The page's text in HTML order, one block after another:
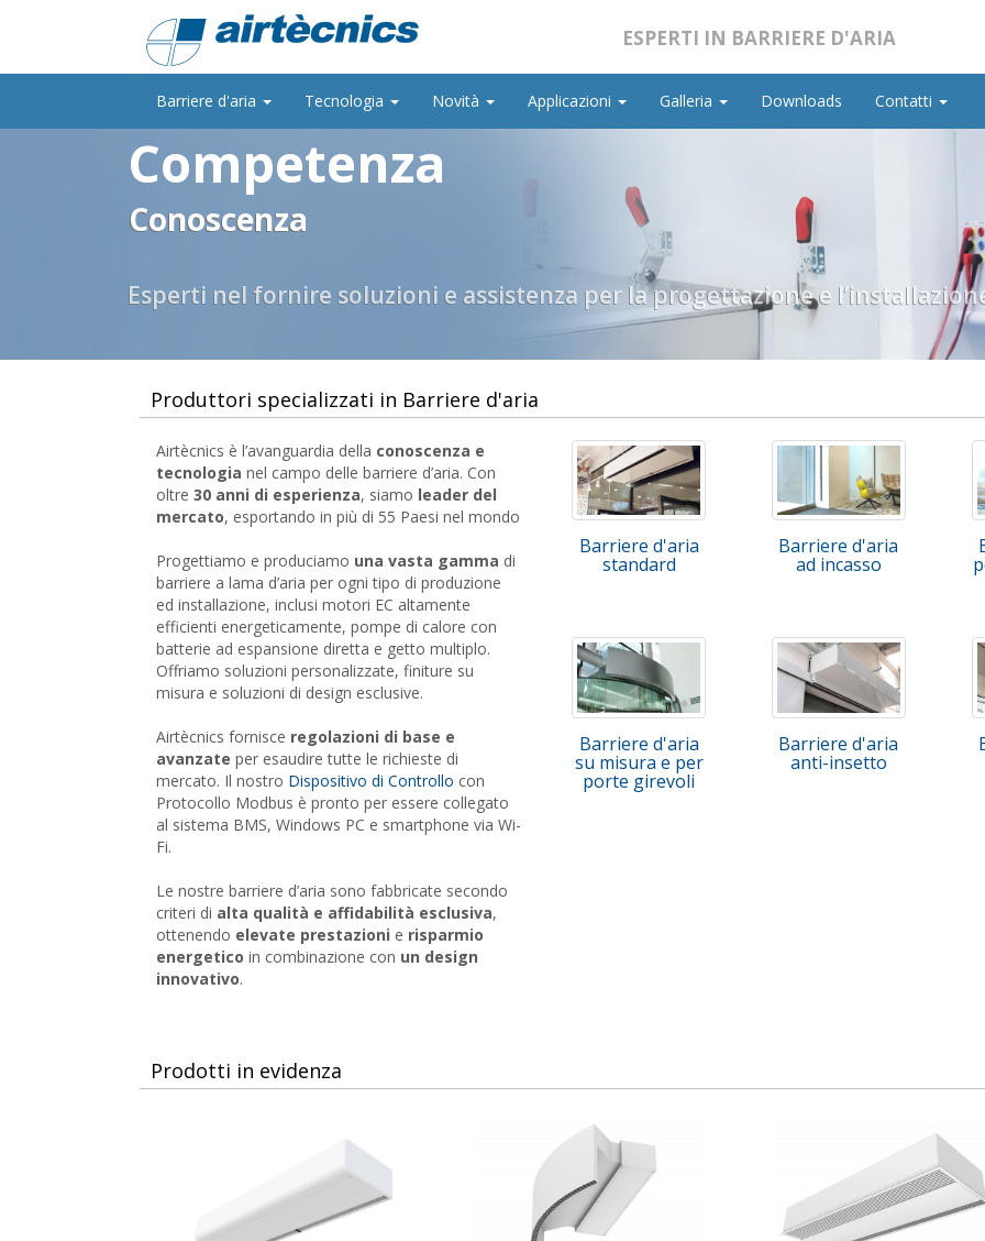
ESPERTI IN BARRIERE D'ARIA
Barriere d'aria Tecnologia Novità Applicazioni Galleria Downloads Contatti
Competenza
Conoscenza
Esperti nel fornire soluzioni e assistenza per la progettazione e
Produttori specializzati in Barriere d'aria
Airtècnics è l’avanguardia della conoscenza e
tecnologia nel campo delle barriere d’aria. Con
oltre 30 anni di esperienza, siamo leader del
mercato, esportando in più di 55 Paesi nel mondo
Progettiamo e produciamo una vasta gamma di
barriere a lama d’aria per ogni tipo di produzione
ed installazione, inclusi motori EC altamente
efficienti energeticamente, pompe di calore con
batterie ad espansione diretta e getto multiplo.
Offriamo soluzioni personalizzate, finiture su
misura e soluzioni di design esclusive.
Airtècnics fornisce regolazioni di base e
avanzate per esaudire tutte le richieste di
mercato. Il nostro Dispositivo di Controllo con
Protocollo Modbus è pronto per essere collegato
al sistema BMS, Windows PC e smartphone via Wi-
Fi.
Le nostre barriere d’aria sono fabbricate secondo
criteri di alta qualità e affidabilità esclusiva,
ottenendo elevate prestazioni e risparmio
energetico in combinazione con un design
innovativo.
Barriere d'aria
standard
Barriere d'aria
ad incasso
Barriere d'aria
su misura e per
porte girevoli
Barriere d'aria
anti-insetto
Prodotti in evidenza